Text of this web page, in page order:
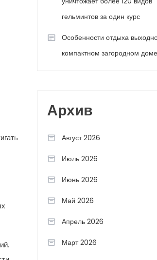
гельминтов за один курс
Особенности отдыха
компактном загородном доме
Архив
Август 2026
Июль 2026
Июнь 2026
Май 2026
Апрель 2026
Март 2026